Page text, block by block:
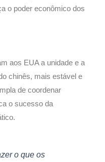
o poder econômico dos
aos EUA a unidade e a
chinês, mais estável e
de coordenar
o sucesso da
o que os